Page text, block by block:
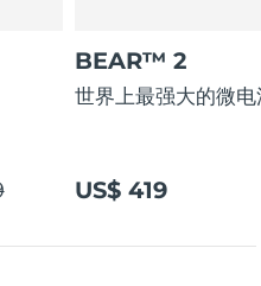
BEAR™ 2
世界上最强大的微
US$ 419